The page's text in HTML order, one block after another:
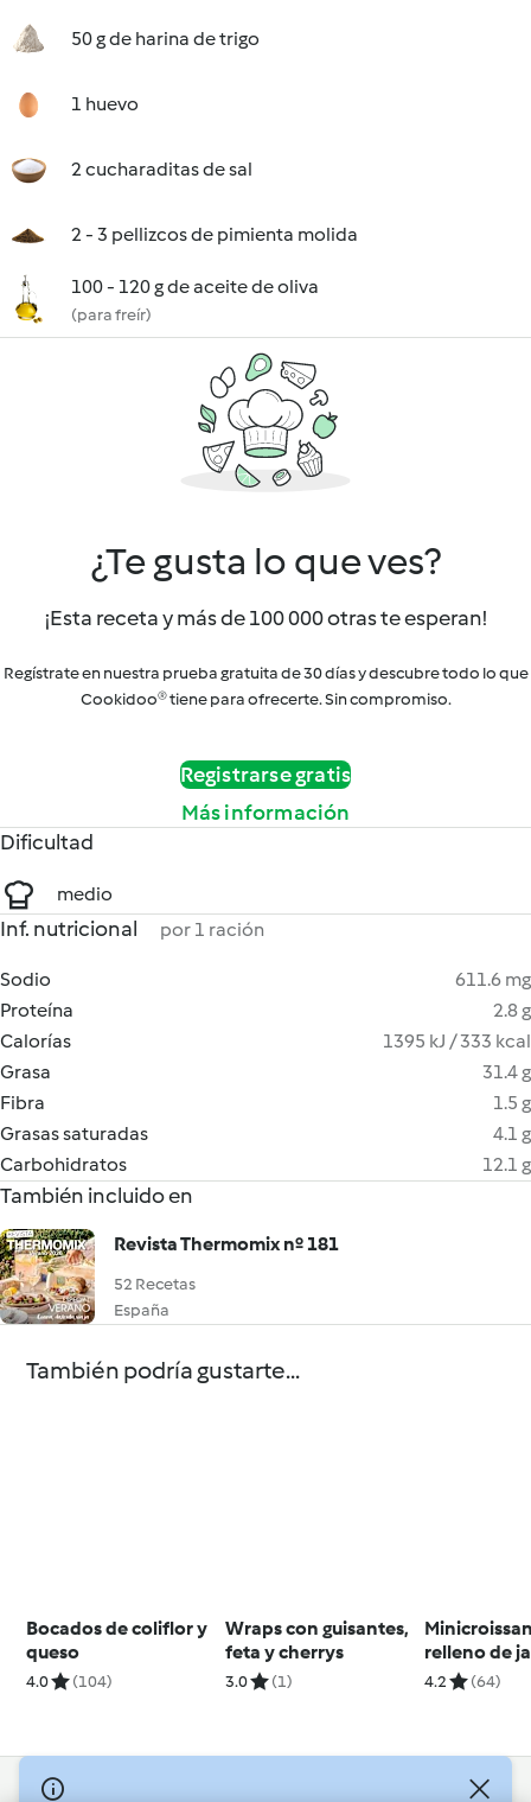
50 g de harina de trigo
1 huevo
2 cucharaditas de sal
2 - 3 pellizcos de pimienta molida
100 - 120 g de aceite de oliva
(para freír)
¿Te gusta lo que ves?
¡Esta receta y más de 100 000 otras te esperan!
Regístrate en nuestra prueba gratuita de 30 días y descubre todo lo que
Cookidoo® tiene para ofrecerte. Sin compromiso.
Registrarse gratis
Más información
Dificultad
medio
Inf. nutricional por 1 ración
Sodio
611.6 mg
Proteína
2.8 g
Calorías
1395 kJ / 333 kcal
Grasa
31.4 g
Fibra
1.5 g
Grasas saturadas
4.1 g
Carbohidratos
12.1 g
También incluido en
Revista Thermomix nº 181
52 Recetas
España
También podría gustarte...
Bocados de coliflor y
queso
4.0 (104)
Wraps con guisantes,
feta y cherrys
3.0 (1)
relleno de
queso
4.2 (64)